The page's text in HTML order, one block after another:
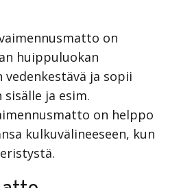
on
huippuluokan
vedenkestävä ja sopii
ja esim.
on helppo
kulkuvälineeseen, kun